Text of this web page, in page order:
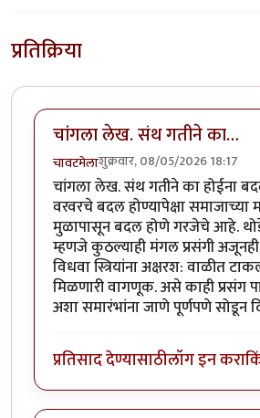
प्रतिक्रिया
चांगला लेख. संथ गतीने का…
चावटमेलाशुक्रवार, 08/05/2026 18:17
चांगला लेख. संथ गतीने का होईना
वरवरचे बदल होण्यापेक्षा
मुळापासून बदल होणे गरजेचे आहे.
म्हणजे कुठल्याही मंगल प्रसंगी
विधवा स्त्रियांना अक्षरश: वाळीत
मिळणारी वागणूक. असे काही प्रसंग
अशा समारंभांना जाणे पूर्णपणे सोडून
प्रतिसाद देण्यासाठीलॉग इन करा